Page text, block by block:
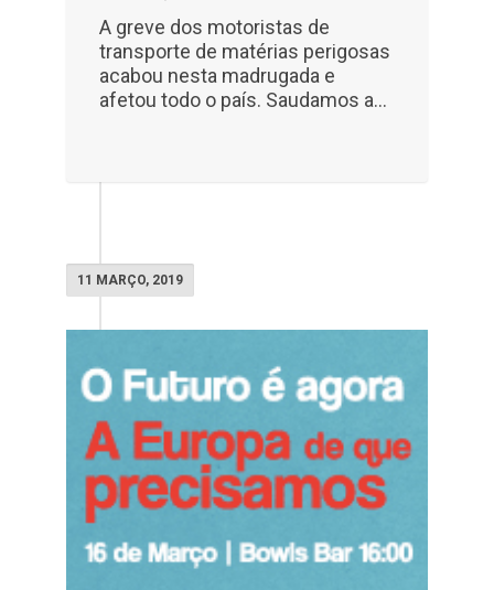
A greve dos motoristas de
transporte de matérias perigosas
acabou nesta madrugada e
afetou todo o país. Saudamos a...
11 MARÇO, 2019